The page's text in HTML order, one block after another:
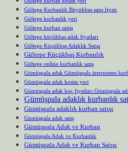
Gültepe Kurbanlık Büyükbaş satış fiyatı
Gültepe kurbanlık yeri
Gültepe kurban satışı
Gültepe küçükbaş adak fiyatları
Gültepe Küçükbaş Adaklık Satışı
Gültepe Küçükbaş Kurbanlık
Gültepe online kurbanlık satış
Gümüşpala adak Gümüşpala internetten
Gümüşpala adak kesim yeri
Gümüşpala adak koç fiyatları Gümüşpala
Gümüşpala adaklık kurbanlık
Gümüşpala adaklık kurban satışı
Gümüşpala adak satış
Gümüşpala Adak ve Kurban
Gümüşpala Adak ve Kurbanlık
Gümüşpala Adak ve Kurban Satışı